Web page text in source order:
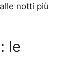
notti più
le